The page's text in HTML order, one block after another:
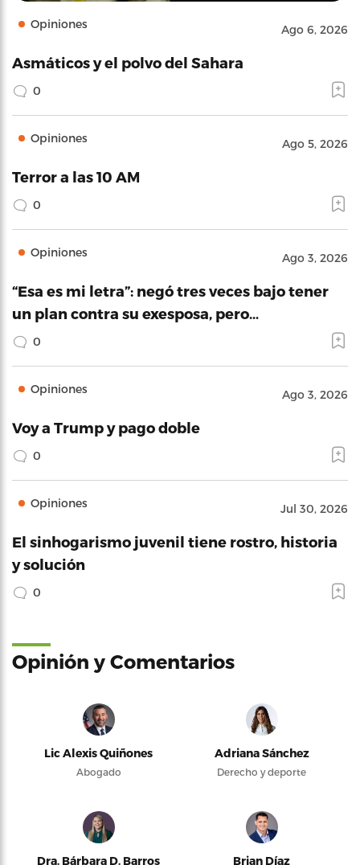
Opiniones Ago 6, 2026
Asmáticos y el polvo del Sahara
0
Opiniones Ago 5, 2026
Terror a las 10 AM
0
Opiniones Ago 3, 2026
“Esa es mi letra”: negó tres veces bajo tener
un plan contra su exesposa, pero…
0
Opiniones Ago 3, 2026
Voy a Trump y pago doble
0
Opiniones Jul 30, 2026
El sinhogarismo juvenil tiene rostro, historia
y solución
0
Opinión y Comentarios
Lic Alexis Quiñones
Abogado
Adriana Sánchez
Derecho y deporte
Dra. Bárbara D. Barros Brian Díaz